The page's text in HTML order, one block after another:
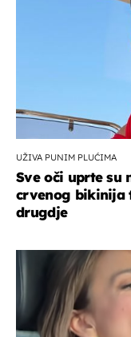
UŽIVA PUNIM PLUĆIMA
Sve oči uprte su
crvenog bikinija
drugdje